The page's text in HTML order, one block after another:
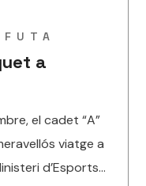
a
el cadet “A”
viatge a
d’Esports...